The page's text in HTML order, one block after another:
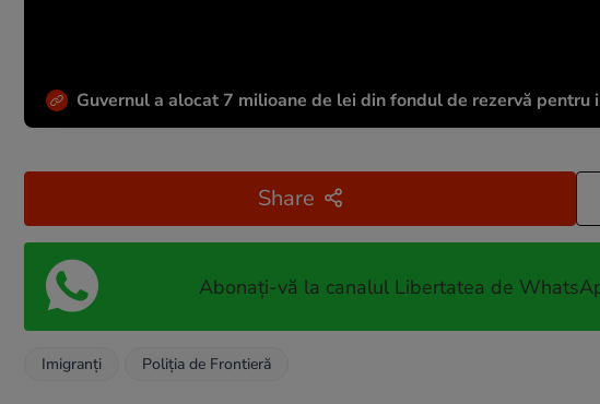
Guvernul a alocat 7 milioane de lei din fondul de rezervă
Share
Abonați-vă la canalul Libertatea de
Imigranți Poliția de Frontieră